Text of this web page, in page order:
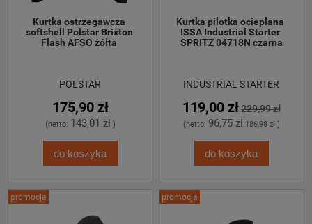
Kurtka ostrzegawcza
softshell Polstar Brixton
Flash AFSO żółta
POLSTAR
175,90 zł
(netto: 143,01 zł)
do koszyka
Kurtka pilotka ocieplana
ISSA Industrial Starter
SPRITZ 04718N czarna
INDUSTRIAL STARTER
119,00 zł229,99 zł
(netto: 96,75 zł 186,98 zł)
do koszyka
promocja promocja